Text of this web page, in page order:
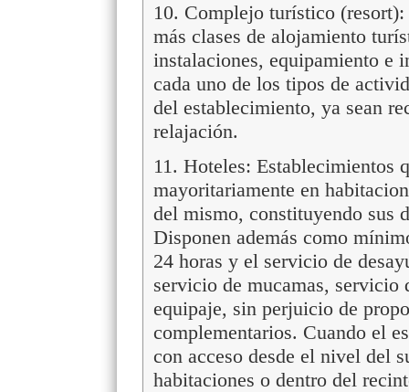
10. Complejo turístico
más clases de alojamiento
instalaciones, equipamiento e
cada uno de los tipos de
del establecimiento, ya sean
relajación.
11. Hoteles: Establecimientos
mayoritariamente en
del mismo, constituyendo sus
Disponen además como
24 horas y el servicio de
servicio de mucamas, servicio
equipaje, sin perjuicio de
complementarios. Cuando el
con acceso desde el nivel del
habitaciones o dentro del